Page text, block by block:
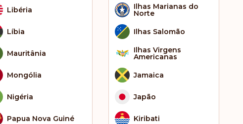
Libéria
Líbia
Mauritânia
Mongólia
Nigéria
Papua Nova Guiné
Ilhas Marianas do
Norte
Ilhas Salomão
Ilhas Virgens
Americanas
Jamaica
Japão
Kiribati